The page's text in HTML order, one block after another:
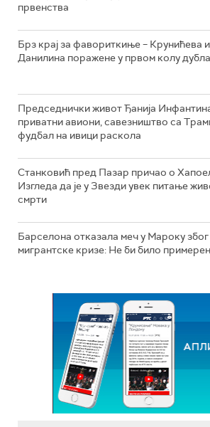
првенства
Брз крај за фавориткиње – Крунићева и
Данилина поражене у првом колу дубла
Председнички живот Ђанија
приватни авиони, савезништво са
фудбал на ивици раскола
Станковић пред Пазар причао о
Изгледа да је у Звезди увек питање
смрти
Барселона отказала меч у Мароку због
мигрантске кризе: Не би било